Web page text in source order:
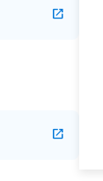
open_in_new
open_in_new